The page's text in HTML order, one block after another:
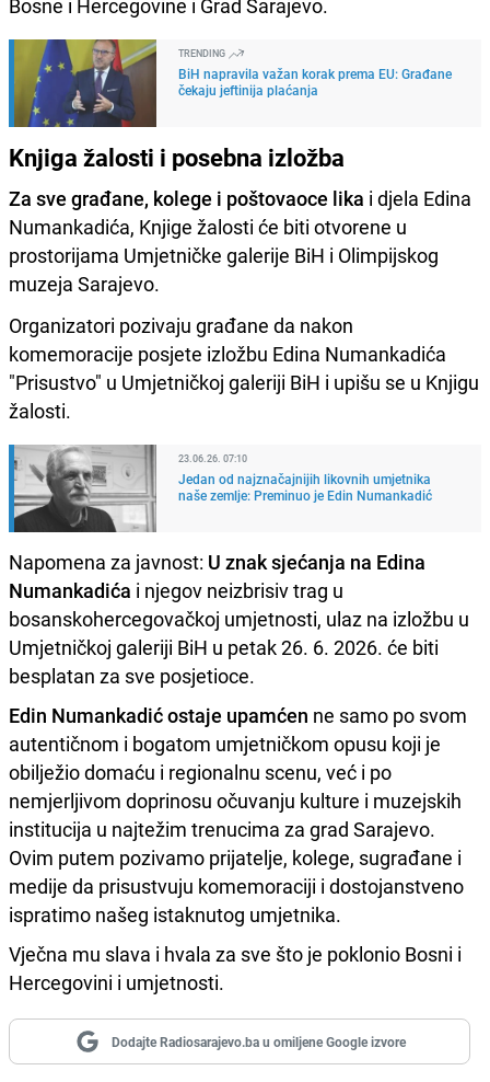
TRENDING
BiH napravila važan korak prema EU: Građane
čekaju jeftinija plaćanja
Knjiga žalosti i posebna izložba
Za sve građane, kolege i poštovaoce lika i djela Edina
Numankadića, Knjige žalosti će biti otvorene u
prostorijama Umjetničke galerije BiH i Olimpijskog
muzeja Sarajevo.
Organizatori pozivaju građane da nakon
komemoracije posjete izložbu Edina Numankadića
"Prisustvo" u Umjetničkoj galeriji BiH i upišu se u Knjigu
žalosti.
23.06.26. 07:10
Jedan od najznačajnijih likovnih umjetnika
naše zemlje: Preminuo je Edin Numankadić
Napomena za javnost: U znak sjećanja na Edina
Numankadića i njegov neizbrisiv trag u
bosanskohercegovačkoj umjetnosti, ulaz na izložbu u
Umjetničkoj galeriji BiH u petak 26. 6. 2026. će biti
besplatan za sve posjetioce.
Edin Numankadić ostaje upamćen ne samo po svom
autentičnom i bogatom umjetničkom opusu koji je
obilježio domaću i regionalnu scenu, već i po
nemjerljivom doprinosu očuvanju kulture i muzejskih
institucija u najtežim trenucima za grad Sarajevo.
Ovim putem pozivamo prijatelje, kolege, sugrađane i
medije da prisustvuju komemoraciji i dostojanstveno
ispratimo našeg istaknutog umjetnika.
Vječna mu slava i hvala za sve što je poklonio Bosni i
Hercegovini i umjetnosti.
Dodajte Radiosarajevo.ba u omiljene Google izvore